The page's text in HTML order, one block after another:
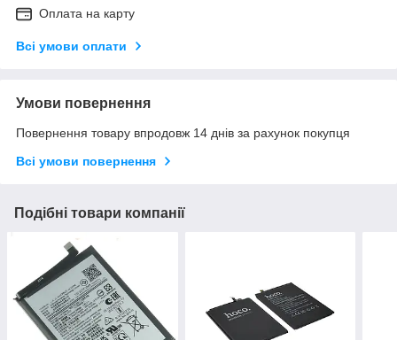
Оплата на карту
Всі умови оплати
Умови повернення
Повернення товару впродовж 14 днів за рахунок покупця
Всі умови повернення
Подібні товари компанії